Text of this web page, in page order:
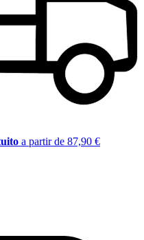
a partir de 87,90 €